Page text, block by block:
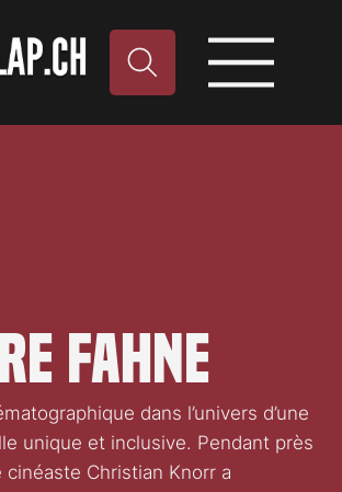
Fahne
dans l’univers d’une
unique et inclusive. Pendant près
cinéaste Christian Knorr a